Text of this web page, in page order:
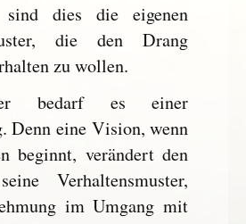
dies die eigenen
die den Drang
zu wollen.
bedarf es einer
Denn eine Vision, wenn
beginnt, verändert den
Verhaltensmuster,
im Umgang mit